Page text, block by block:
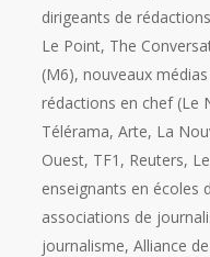
dirigeants de
Le Point, The
(M6), nouveaux
rédactions en chef (Le
Télérama, Arte, La
Ouest, TF1, Reuters,
enseignants en écoles
associations de
journalisme, Alliance